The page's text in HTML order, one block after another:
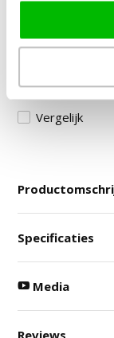
Door klanten
Veilig
Vergelijk
Specificaties
Media